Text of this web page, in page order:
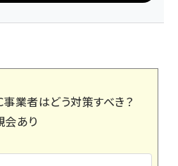
業者はどう対策すべき？
会あり